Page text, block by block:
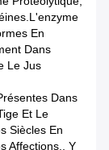
En
Dans
Le Jus
Dans
Et Le
Siècles En
Affections., Y